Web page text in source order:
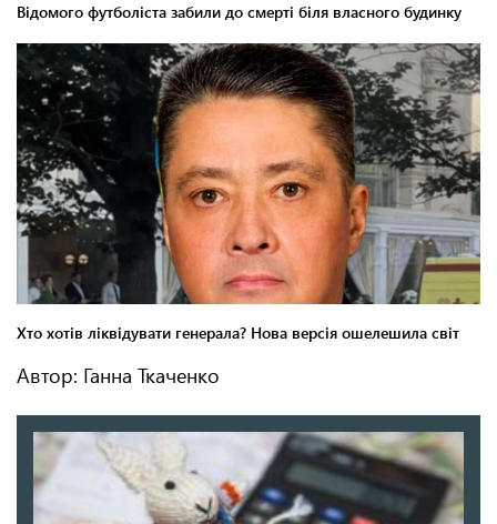
Автор: Ганна Ткаченко